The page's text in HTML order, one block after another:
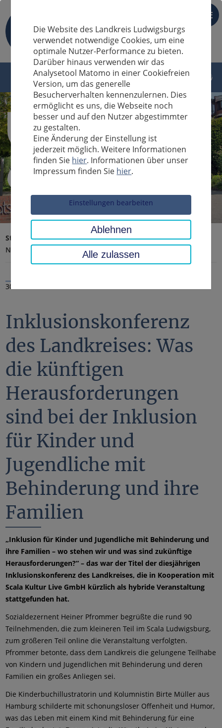
DE
Sucheingabe
Startseite Landratsamt, Landkreis
Aktuelles
Nachrichten
30.11.2021
Inklusionskonferenz
des Landkreises: Was
die künftigen
Herausforderungen
sind bei der Inklusion
für Kinder und
Jugendliche mit
Behinderung und ihre
Familien
„Inklusion für Kinder und Jugendliche mit Behinderung und
ihre Familien – wo stehen wir und was sind zukünftige
Herausforderungen?“ – das war der Titel der diesjährigen
Inklusionskonferenz des Landkreises, die in Kooperation mit
Scala Kultur Live GmbH kürzlich als hybride Veranstaltung
stattgefunden hat.
Sozialdezernent Heiner Pfrommer begrüßte die rund 90
Teilnehmenden, die zum kleineren Teil im Scala Ludwigsburg,
zum größeren Teil online die Veranstaltung verfolgten.
Pfrommer betonte, dass dem Landkreis die gelungene Teilhabe
von Kindern und Jugendlichen mit Behinderung und deren
Familien ein großes Anliegen sei.
Die Kinderbuchillustratorin und Kolumnistin Birte Müller aus
Hamburg schilderte mit schonungsloser Offenheit und Humor,
was das Leben mit einem Kind mit Behinderung für eine
Die Website des Landkreis Ludwigsburgs
verwendet notwendige Cookies, um eine
optimale Nutzer-Performance zu bieten.
Darüber hinaus verwenden wir das
Analysetool Matomo in einer Cookiefreien
Version, um das generelle
Besucherverhalten kennenzulernen. Dies
ermöglicht es uns, die Webseite noch
besser und auf den Nutzer abgestimmter
zu gestalten.
Eine Änderung der Einstellung ist
jederzeit möglich. Weitere Informationen
finden Sie hier. Informationen über unser
Impressum finden Sie hier.
Einstellungen bearbeiten
Ablehnen
Alle zulassen